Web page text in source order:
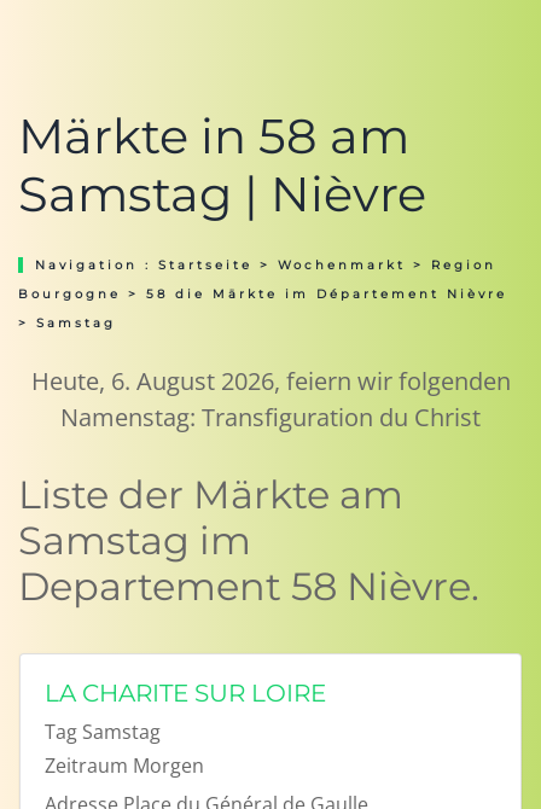
Märkte in 58 am
Samstag | Nièvre
Navigation : Startseite > Wochenmarkt > Region
Bourgogne
> 58 die Märkte im Département Nièvre
> Samstag
Heute, 6. August 2026, feiern wir folgenden
Namenstag: Transfiguration du Christ
Liste der Märkte am
Samstag im
Departement 58 Nièvre.
LA CHARITE SUR LOIRE
Tag Samstag
Zeitraum Morgen